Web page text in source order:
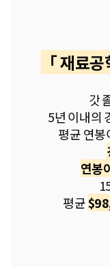
「 재료
갓
5년 이내의
평균 연봉
연봉
평균